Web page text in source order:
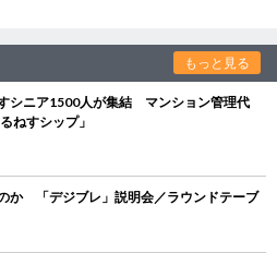
もっと見る
シニア1500人が集結 マンション管理代
ねすシップ」
か 「デジブレ」説明会／ラウンドテーブ